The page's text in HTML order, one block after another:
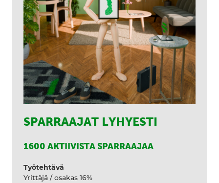
SPARRAAJAT LYHYESTI
1600 AKTIIVISTA SPARRAAJAA
Työtehtävä
Yrittäjä / osakas 16%